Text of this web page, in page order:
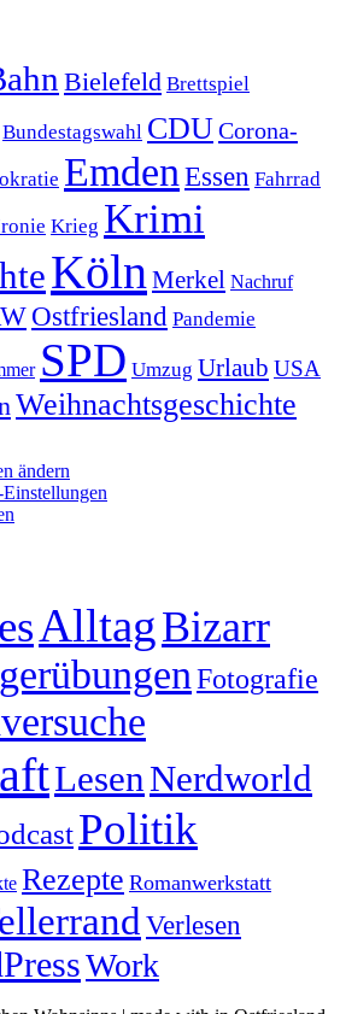
Bielefeld Brettspiel
Bundestagswahl CDUCorona-
Emden Essen Fahrrad
Krieg Krimi
Köln Merkel Nachruf
Ostfriesland Pandemie
SPD Umzug Urlaub USA
Weihnachtsgeschichte
ändern
AlltagBizarr
Fotografie
LesenNerdworld
Politik
Rezepte Romanwerkstatt
Verlesen
Work